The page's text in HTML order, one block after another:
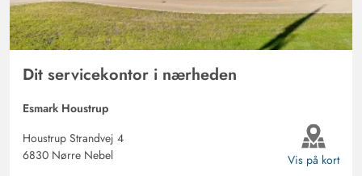
Dit servicekontor i nærheden
Esmark Houstrup
Houstrup Strandvej 4
6830 Nørre Nebel
Vis på kort